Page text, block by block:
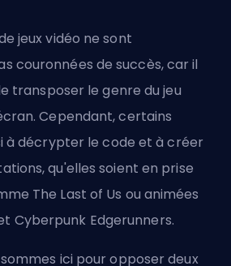
jeux vidéo ne sont
couronnées de succès, car il
transposer le genre du jeu
Cependant, certains
à décrypter le code et à créer
qu'elles soient en prise
The Last of Us ou animées
Cyberpunk Edgerunners.
ici pour opposer deux